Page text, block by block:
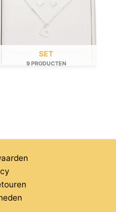
SET
9 PRODUCTEN